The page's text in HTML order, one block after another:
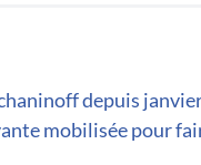
depuis
mobilisée pour